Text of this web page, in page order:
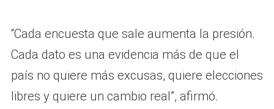
“Cada encuesta que sale aumenta la presión.
Cada dato es una evidencia más de que el
país no quiere más excusas, quiere elecciones
libres y quiere un cambio real”, afirmó.